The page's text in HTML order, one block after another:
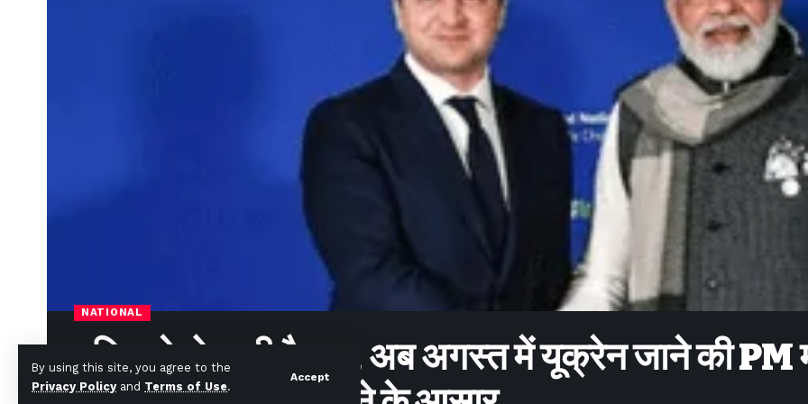
By using this site, you agree to the
Privacy Policy and Terms of Use.
Accept
NATIONAL
पुतिन से हो चुकी है बात, अब अगस्त में यूक्रेन जाने की PM